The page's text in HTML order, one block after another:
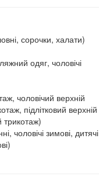
сорочки, халати)
одяг, чоловічі
чоловічий верхній
підлітковий верхній
трикотаж)
чоловічі зимові, дитячі